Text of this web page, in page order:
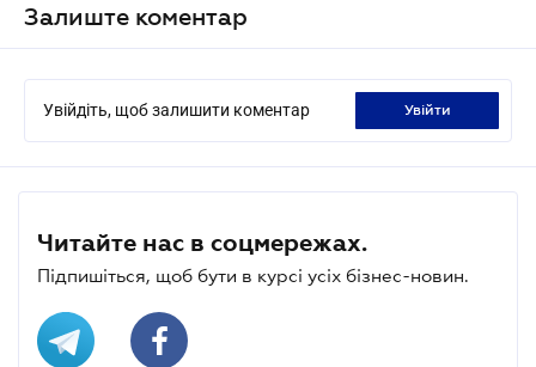
Залиште коментар
Увійдіть, щоб залишити коментар увійти
Читайте нас в соцмережах.
Підпишіться, щоб бути в курсі усіх бізнес-новин.